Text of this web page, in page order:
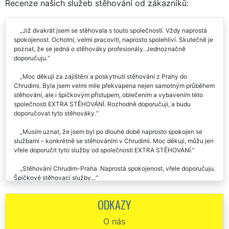
Recenze našich služeb stěhování od zákazníků:
Již dvakrát jsem se stěhovala s touto společností. Vždy naprostá
spokojenost. Ochotní, velmi pracovití, naprosto spolehliví. Skutečně je
poznat, že se jedná o stěhováky profesionály. Jednoznačně
Moc děkuji za zajištění a poskytnutí stěhování z Prahy do
Chrudimi. Byla jsem velmi mile překvapena nejen samotným průběhem
stěhování, ale i špičkovým přístupem, oblečením a vybavením této
společnosti EXTRA STĚHOVÁNÍ. Rozhodně doporučuji, a budu
Musím uznat, že jsem byl po dlouhé době naprosto spokojen se
službami – konkrétně se stěhováním v Chrudimi. Moc děkuji, můžu jen
Stěhování Chrudim-Praha. Naprostá spokojenost, vřele doporučuju.
Jsem naprosto spokojený a děkuji za vaši ochotu při stěhování z
Chrudimi. Vše pro mě rychle naplánovali a s vašimi pracovníky jsem
byl také velmi spokojen. Veškeré vybavení rychle naložili, vyložili a
ODKAZY